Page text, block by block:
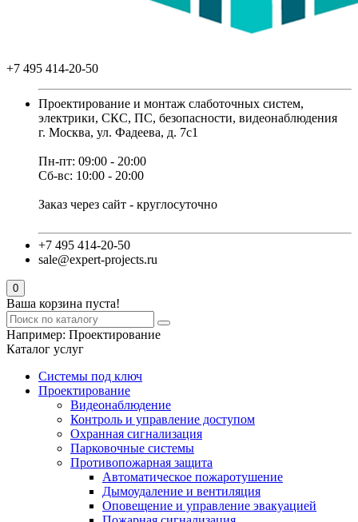
+7 495 414-20-50
Проектирование и монтаж слаботочных систем,
электрики, СКС, ПС, безопасности, видеонаблюдения
г. Москва, ул. Фадеева, д. 7с1
Пн-пт: 09:00 - 20:00
Сб-вс: 10:00 - 20:00
Заказ через сайт - круглосуточно
+7 495 414-20-50
sale@expert-projects.ru
0
Ваша корзина пуста!
Например: Проектирование
Каталог услуг
Системы под ключ
Проектирование
Видеонаблюдение
Контроль и управление доступом
Охранная сигнализация
Парковочные системы
Противопожарная защита
Автоматическое пожаротушение
Дымоудаление и вентиляция
Оповещение и управление эвакуацией